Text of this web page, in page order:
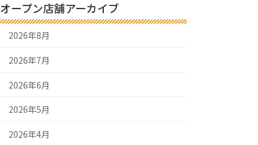
オープン店舗アーカイブ
2026年8月
2026年7月
2026年6月
2026年5月
2026年4月